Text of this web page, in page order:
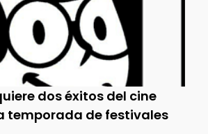
dos éxitos del cine
temporada de festivales